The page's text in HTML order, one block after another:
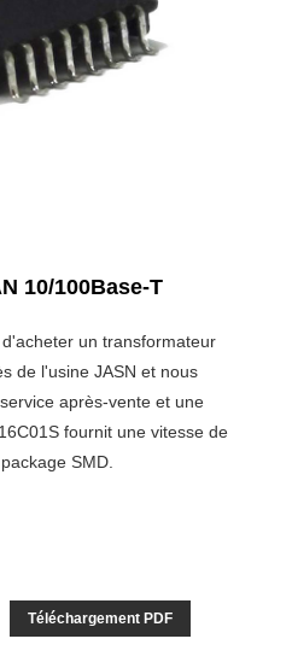
10/100Base-T
un transformateur
de l'usine JASN et nous
après-vente et une
fournit une vitesse de
SMD.
Téléchargement PDF